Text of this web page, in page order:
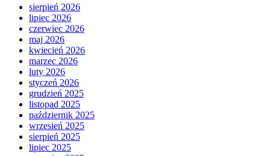
sierpień 2026
lipiec 2026
czerwiec 2026
maj 2026
kwiecień 2026
marzec 2026
luty 2026
styczeń 2026
grudzień 2025
listopad 2025
październik 2025
wrzesień 2025
sierpień 2025
lipiec 2025